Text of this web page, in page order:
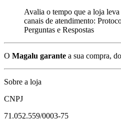
Avalia o tempo que a loja
canais de atendimento:
Perguntas e Respostas
O Magalu garante a sua compra,
Sobre a loja
CNPJ
71.052.559/0003-75